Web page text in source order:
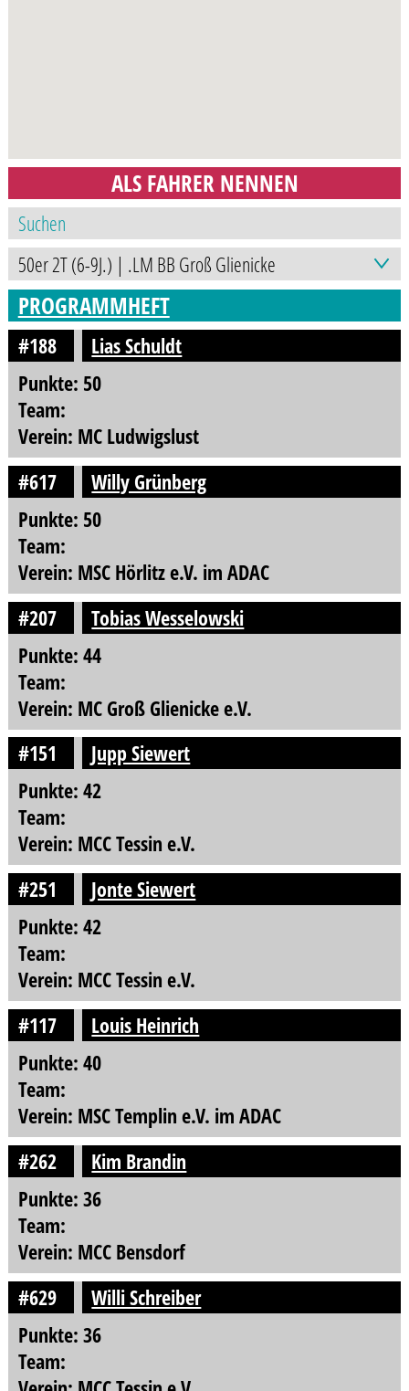
ALS FAHRER NENNEN
PROGRAMMHEFT
#188
Lias Schuldt
Punkte: 50
Team:
Verein: MC Ludwigslust
#617
Willy Grünberg
Punkte: 50
Team:
Verein: MSC Hörlitz e.V. im ADAC
#207
Tobias Wesselowski
Punkte: 44
Team:
Verein: MC Groß Glienicke e.V.
#151
Jupp Siewert
Punkte: 42
Team:
Verein: MCC Tessin e.V.
#251
Jonte Siewert
Punkte: 42
Team:
Verein: MCC Tessin e.V.
#117
Louis Heinrich
Punkte: 40
Team:
Verein: MSC Templin e.V. im ADAC
#262
Kim Brandin
Punkte: 36
Team:
Verein: MCC Bensdorf
#629
Willi Schreiber
Punkte: 36
Team: